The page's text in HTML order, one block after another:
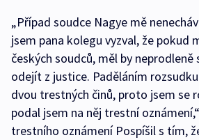
„Případ soudce Nagye mě
jsem pana kolegu vyzval, že pokud
českých soudců, měl by
odejít z justice. Paděláním
dvou trestných činů, proto jsem se
podal jsem na něj trestní
trestního oznámení Pospíšil s tím,